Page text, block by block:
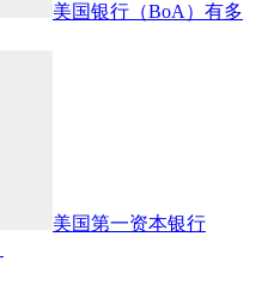
美国银行（BoA）有多
美国第一资本银行